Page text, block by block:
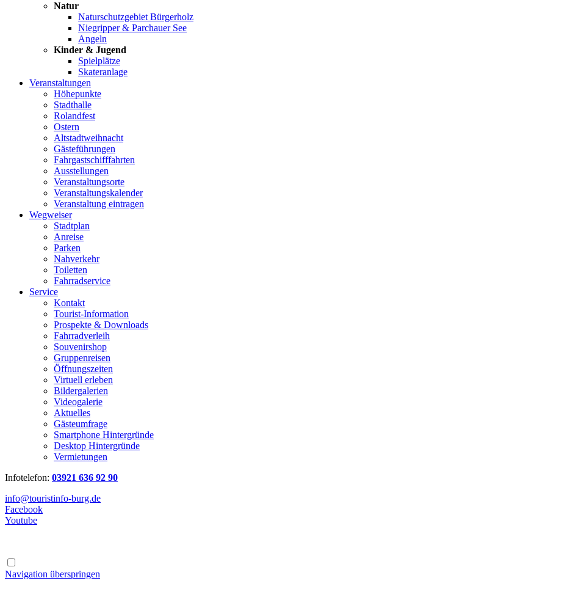
Natur
Naturschutzgebiet Bürgerholz
Niegripper & Parchauer See
Angeln
Kinder & Jugend
Spielplätze
Skateranlage
Veranstaltungen
Höhepunkte
Stadthalle
Rolandfest
Ostern
Altstadtweihnacht
Gästeführungen
Fahrgastschifffahrten
Ausstellungen
Veranstaltungsorte
Veranstaltungskalender
Veranstaltung eintragen
Wegweiser
Stadtplan
Anreise
Parken
Nahverkehr
Toiletten
Fahrradservice
Service
Kontakt
Tourist-Information
Prospekte & Downloads
Fahrradverleih
Souvenirshop
Gruppenreisen
Öffnungszeiten
Virtuell erleben
Bildergalerien
Videogalerie
Aktuelles
Gästeumfrage
Smartphone Hintergründe
Desktop Hintergründe
Vermietungen
Infotelefon: 03921 636 92 90
info@touristinfo-burg.de
Facebook
Youtube
Navigation überspringen